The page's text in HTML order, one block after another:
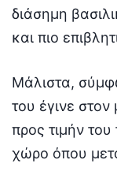
διάσημη
και πιο
Μάλιστα,
του έγινε
προς τιμήν
χώρο όπου